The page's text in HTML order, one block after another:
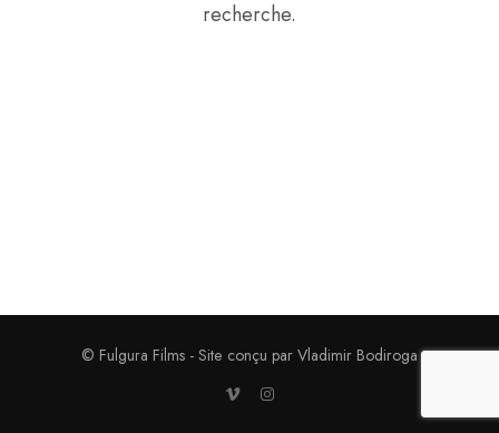
recherche.
© Fulgura Films - Site conçu par Vladimir Bodiroga